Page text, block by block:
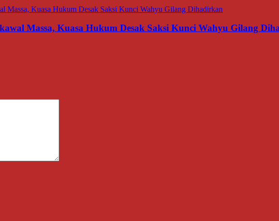
Massa, Kuasa Hukum Desak Saksi Kunci Wahyu Gilang